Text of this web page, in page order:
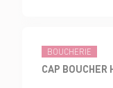
BOUCHERIE
CAP BOUCHER